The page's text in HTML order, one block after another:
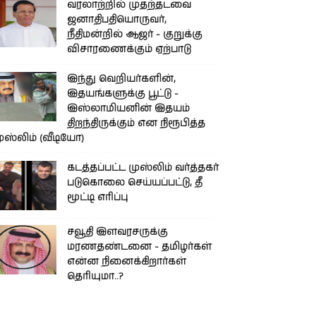
வரலாற்றில் முதற்தடவை
ஜனாதிபதியொருவர்,
நீதிமன்றில் ஆஜர் - குறுக்கு
விசாரணைக்கும் ஏற்பாடு
இந்து வெறியர்களின்,
இதயங்களுக்கு பூட்டு -
இஸ்லாமியனின் இதயம்
திறந்திருக்கும் என நிரூபித்த
(வீடியோ)
கடத்தப்பட்ட முஸ்லிம் வர்த்தகர்
படுகொலை செய்யப்பட்டு, தீ
மூட்டி எரிப்பு
சவூதி இளவரசருக்கு
மரணதண்டனை - தமிழர்கள்
என்ன நினைக்கிறார்கள்
தெரியுமா..?